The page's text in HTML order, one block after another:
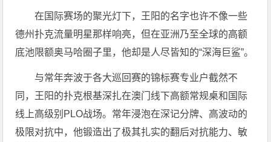
在国际赛场的聚光灯下，王阳的名字也许不像一些
德州扑克流量明星那样响亮，但在亚洲乃至全球的高额
底池限额奥马哈圈子里，他却是人尽皆知的“深海巨鲨”。
与常年奔波于各大巡回赛的锦标赛专业户截然不
同，王阳的扑克根基深扎在澳门线下高额常规桌和国际
线上高级别PLO战场。常年浸泡在深记分牌、高波动的
极限对抗中，他锻造出了极其扎实的翻后对抗能力、敏